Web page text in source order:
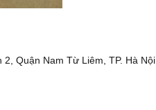
Quận Nam Từ Liêm, TP. Hà Nội